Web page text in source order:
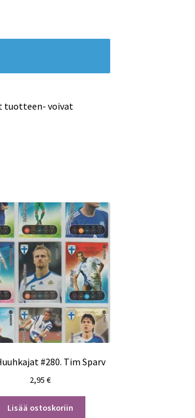
tuotteen- voivat
#280. Tim Sparv
2,95 €
Lisää ostoskoriin